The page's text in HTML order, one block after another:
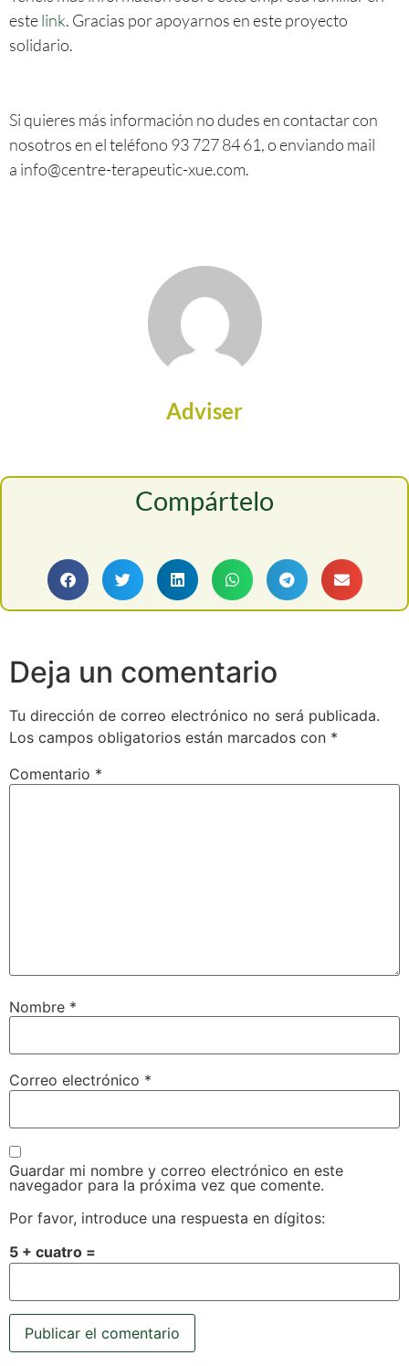
estelink. Gracias por apoyarnos en este proyecto
solidario.
Si quieres más información no dudes en contactar con
nosotros en el teléfono 93 727 84 61, o enviando mail
a info@centre-terapeutic-xue.com.
Adviser
Compártelo
Deja un comentario
Tu dirección de correo electrónico no será publicada.
Los campos obligatorios están marcados con *
Comentario *
Nombre *
Correo electrónico *
Guardar mi nombre y correo electrónico en este
navegador para la próxima vez que comente.
Por favor, introduce una respuesta en dígitos:
5 + cuatro =